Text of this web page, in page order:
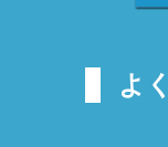
よ